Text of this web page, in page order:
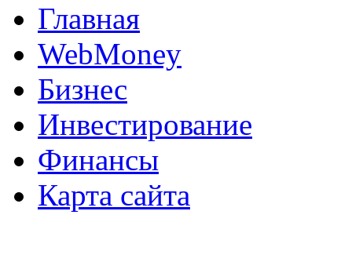
Главная
WebMoney
Бизнес
Инвестирование
Финансы
Карта сайта